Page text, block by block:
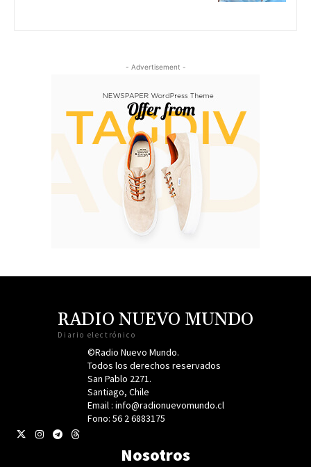
- Advertisement -
RADIO NUEVO MUNDO
Diario electrónico
©Radio Nuevo Mundo.
Todos los derechos reservados
San Pablo 2271.
Santiago, Chile
Email : info@radionuevomundo.cl
Fono: 56 2 6883175
Nosotros